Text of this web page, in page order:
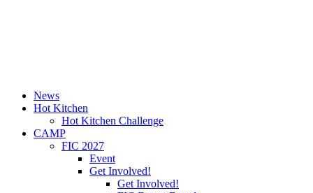
News
Hot Kitchen
Hot Kitchen Challenge
CAMP
FIC 2027
Event
Get Involved!
Get Involved!